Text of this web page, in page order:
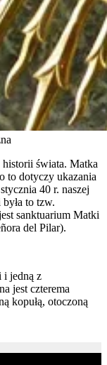
świata. Matka
to dotyczy ukazania
40 r. naszej
to tzw.
sanktuarium Matki
del Pilar).
i jedną z
jest czterema
kopułą, otoczoną